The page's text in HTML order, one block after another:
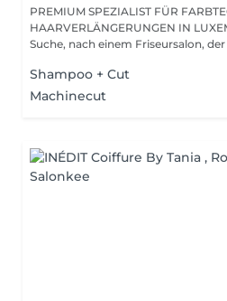
PREMIUM SPEZIALIST FÜR
HAARVERLÄNGERUNGEN IN
Shampoo + Cut
Machinecut